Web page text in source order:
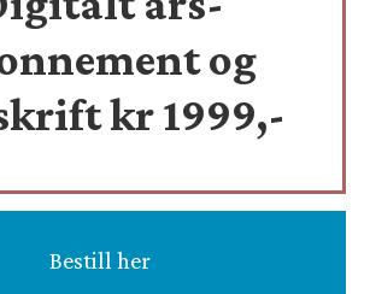
og
kr 1999,-
Bestill her